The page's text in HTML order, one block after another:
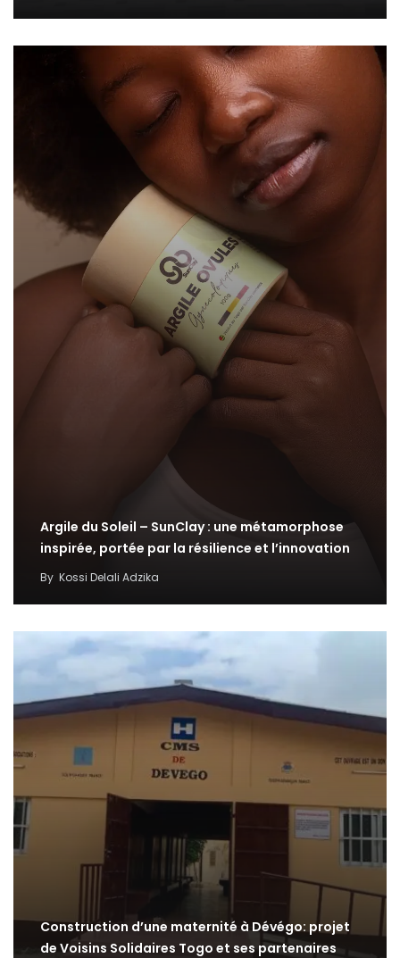
Argile du Soleil – SunClay : une métamorphose
inspirée, portée par la résilience et l’innovation
By Kossi Delali Adzika
Construction d’une maternité à Dévégo: projet
de Voisins Solidaires Togo et ses partenaires